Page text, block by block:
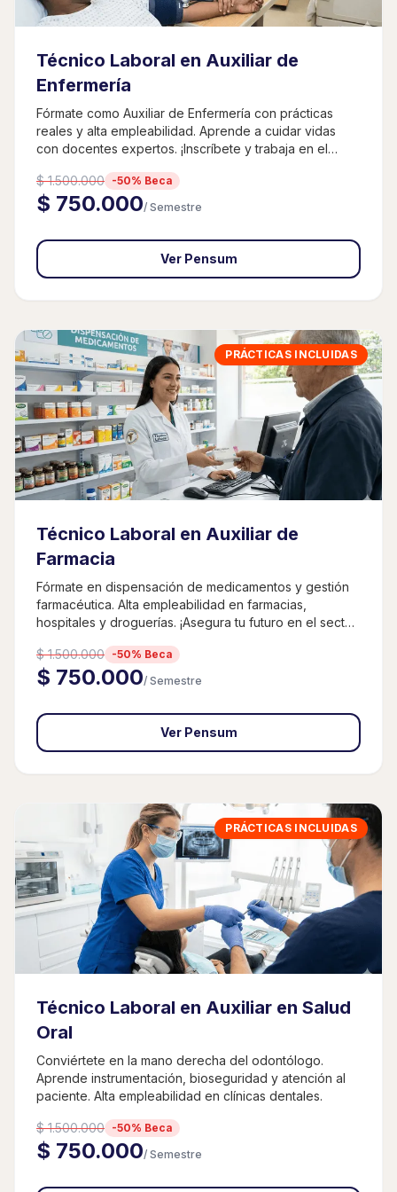
Técnico Laboral en Auxiliar de
Enfermería
Fórmate como Auxiliar de Enfermería con prácticas
reales y alta empleabilidad. Aprende a cuidar vidas
con docentes expertos. ¡Inscríbete y trabaja en el
$ 1.500.000 -50% Beca
$ 750.000/ Semestre
Ver Pensum
PRÁCTICAS INCLUIDAS
Técnico Laboral en Auxiliar de
Farmacia
Fórmate en dispensación de medicamentos y gestión
farmacéutica. Alta empleabilidad en farmacias,
hospitales y droguerías. ¡Asegura tu futuro en el sector
$ 1.500.000 -50% Beca
$ 750.000/ Semestre
Ver Pensum
PRÁCTICAS INCLUIDAS
Técnico Laboral en Auxiliar en Salud
Oral
Conviértete en la mano derecha del odontólogo.
Aprende instrumentación, bioseguridad y atención al
paciente. Alta empleabilidad en clínicas dentales.
$ 1.500.000 -50% Beca
$ 750.000/ Semestre